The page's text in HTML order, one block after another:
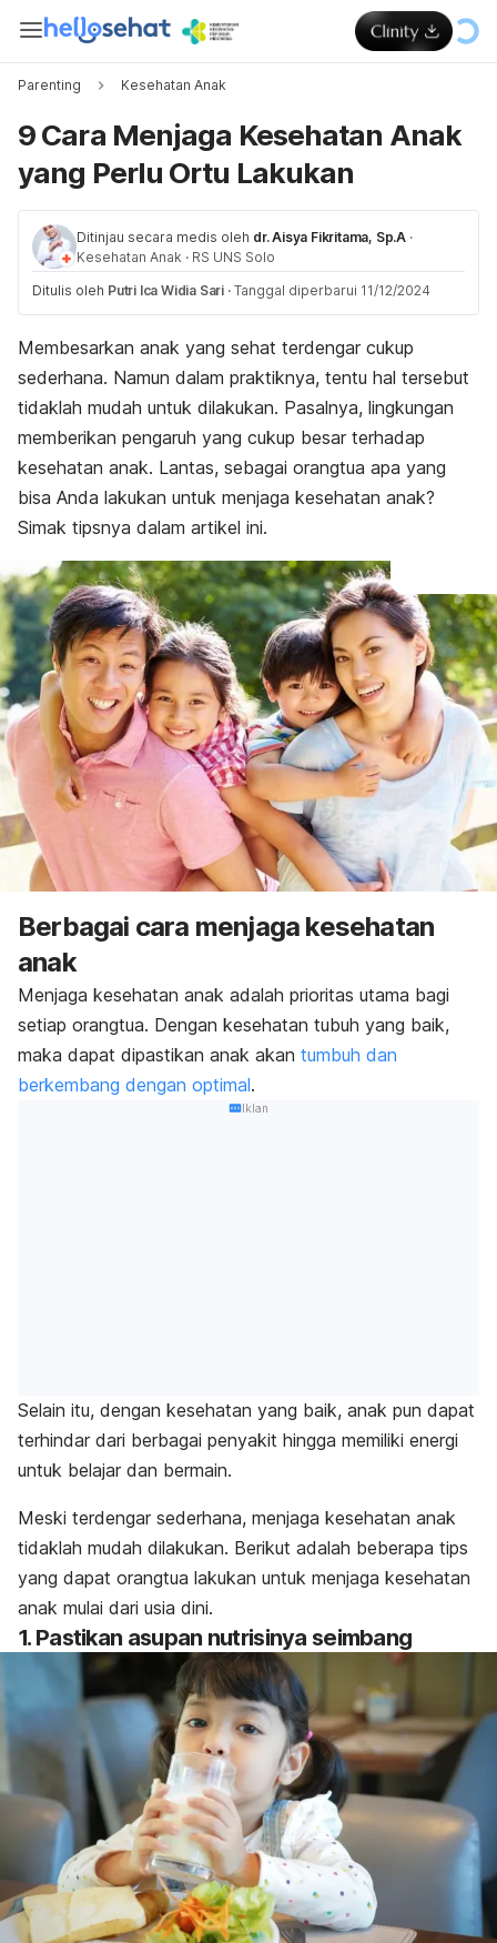
Parenting Kesehatan Anak
9 Cara Menjaga Kesehatan Anak
yang Perlu Ortu Lakukan
Ditinjau secara medis oleh dr. Aisya Fikritama, Sp.A ·
Kesehatan Anak · RS UNS Solo
Ditulis oleh Putri Ica Widia Sari · Tanggal diperbarui 11/12/2024
Membesarkan anak yang sehat terdengar cukup
sederhana. Namun dalam praktiknya, tentu hal tersebut
tidaklah mudah untuk dilakukan. Pasalnya, lingkungan
memberikan pengaruh yang cukup besar terhadap
kesehatan anak. Lantas, sebagai orangtua apa yang
bisa Anda lakukan untuk menjaga kesehatan anak?
Simak tipsnya dalam artikel ini.
Berbagai cara menjaga kesehatan
anak
Menjaga kesehatan anak adalah prioritas utama bagi
setiap orangtua. Dengan kesehatan tubuh yang baik,
maka dapat dipastikan anak akan tumbuh dan
berkembang dengan optimal.
Iklan
Selain itu, dengan kesehatan yang baik, anak pun dapat
terhindar dari berbagai penyakit hingga memiliki energi
untuk belajar dan bermain.
Meski terdengar sederhana, menjaga kesehatan anak
tidaklah mudah dilakukan. Berikut adalah beberapa tips
yang dapat orangtua lakukan untuk menjaga kesehatan
anak mulai dari usia dini.
1. Pastikan asupan nutrisinya seimbang